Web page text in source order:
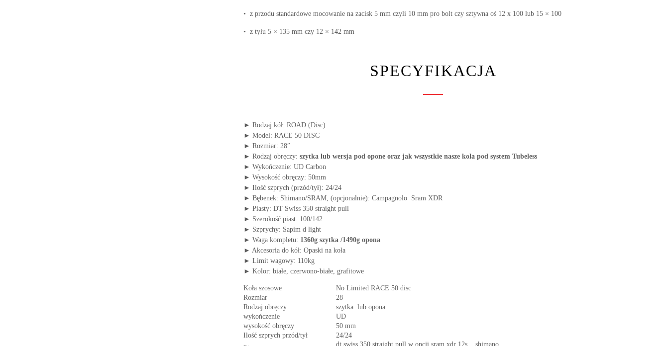
• z przodu standardowe mocowanie na zacisk 5 mm czyli 10 mm pro bolt czy sztywna oś 12 x 100 lub 15 × 100
• z tyłu 5 × 135 mm czy 12 × 142 mm
SPECYFIKACJA
► Rodzaj kół: ROAD (Disc)
► Model: RACE 50 DISC
► Rozmiar: 28″
► Rodzaj obręczy: szytka lub wersja pod opone oraz jak wszystkie nasze kola pod system Tubeless
► Wykończenie: UD Carbon
► Wysokość obręczy: 50mm
► Ilość szprych (przód/tył): 24/24
► Bębenek: Shimano/SRAM, (opcjonalnie): Campagnolo Sram XDR
► Piasty: DT Swiss 350 straight pull
► Szerokość piast: 100/142
► Szprychy: Sapim d light
► Waga kompletu: 1360g szytka /1490g opona
► Akcesoria do kół: Opaski na koła
► Limit wagowy: 110kg
► Kolor: białe, czerwono-białe, grafitowe
Koła szosowe
No Limited RACE 50 disc
Rozmiar
28
Rodzaj obręczy
szytka lub opona
wykończenie
UD
wysokość obręczy
50 mm
Ilość szprych przód/tył
24/24
dt swiss 350 straight pull w opcji sram xdr 12s , shimano